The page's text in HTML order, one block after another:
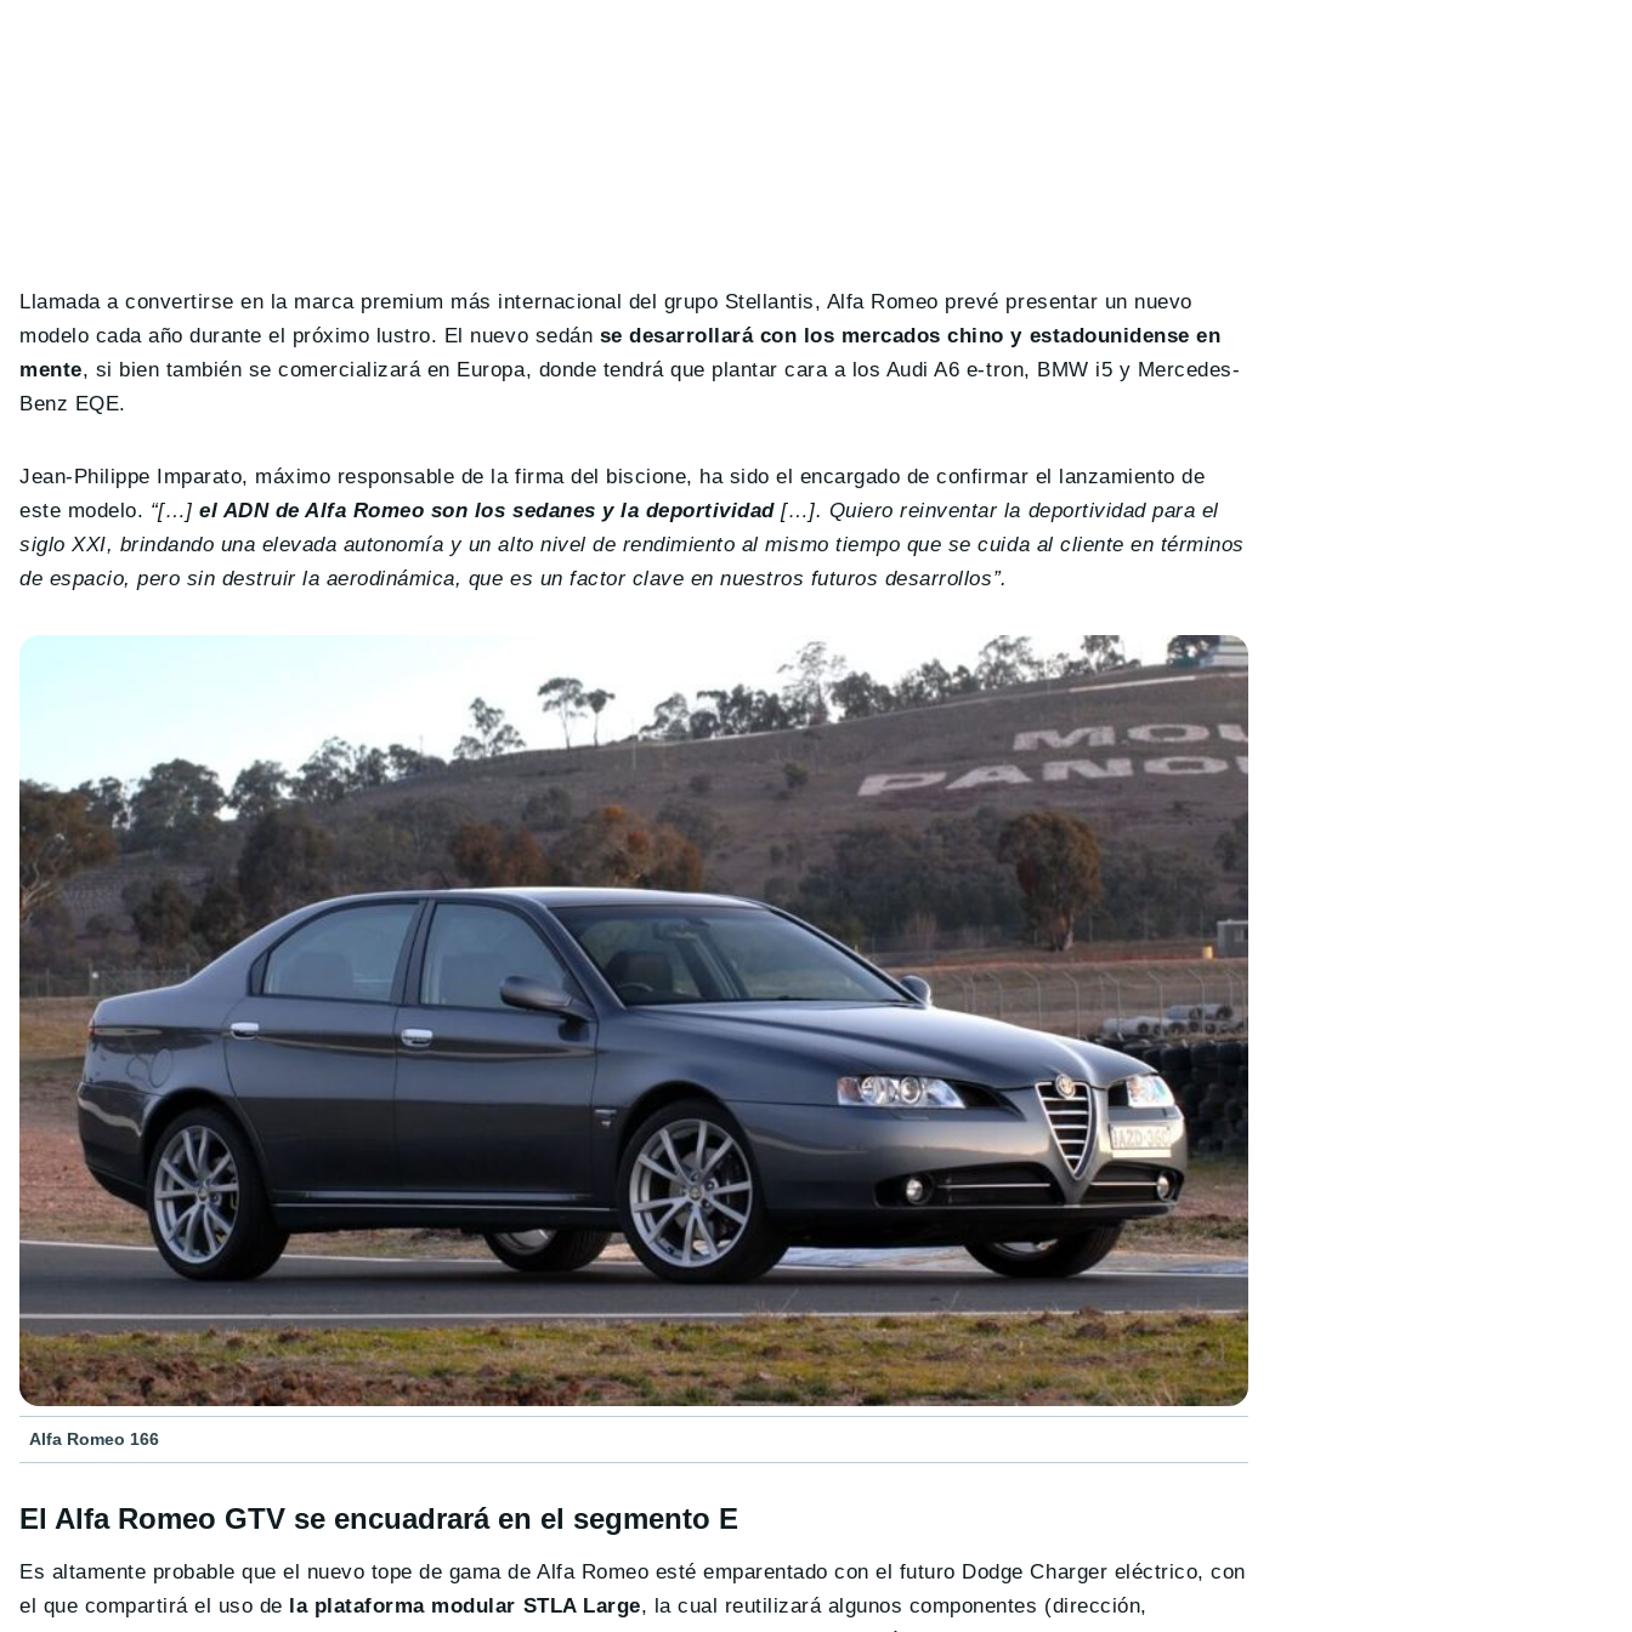
Llamada a convertirse en la marca premium más internacional del grupo Stellantis, Alfa Romeo prevé presentar un nuevo
modelo cada año durante el próximo lustro. El nuevo sedán se desarrollará con los mercados chino y estadounidense en
mente, si bien también se comercializará en Europa, donde tendrá que plantar cara a los Audi A6 e-tron, BMW i5 y Mercedes-
Benz EQE.
Jean-Philippe Imparato, máximo responsable de la firma del biscione, ha sido el encargado de confirmar el lanzamiento de
este modelo. “[…]el ADN de Alfa Romeo son los sedanes y la deportividad[…]. Quiero reinventar la deportividad para el
siglo XXI, brindando una elevada autonomía y un alto nivel de rendimiento al mismo tiempo que se cuida al cliente en términos
de espacio, pero sin destruir la aerodinámica, que es un factor clave en nuestros futuros desarrollos”.
Alfa Romeo 166
El Alfa Romeo GTV se encuadrará en el segmento E
Es altamente probable que el nuevo tope de gama de Alfa Romeo esté emparentado con el futuro Dodge Charger eléctrico, con
el que compartirá el uso de la plataforma modular STLA Large, la cual reutilizará algunos componentes (dirección,